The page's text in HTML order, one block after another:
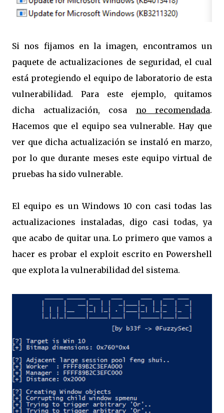
Si nos fijamos en la imagen, encontramos un
paquete de actualizaciones de seguridad, el cual
está protegiendo el equipo de laboratorio de esta
vulnerabilidad. Para este ejemplo, quitamos
dicha actualización, cosa no recomendada.
Hacemos que el equipo sea vulnerable. Hay que
ver que dicha actualización se instaló en marzo,
por lo que durante meses este equipo virtual de
pruebas ha sido vulnerable.
El equipo es un Windows 10 con casi todas las
actualizaciones instaladas, digo casi todas, ya
que acabo de quitar una. Lo primero que vamos a
hacer es probar el exploit escrito en Powershell
que explota la vulnerabilidad del sistema.